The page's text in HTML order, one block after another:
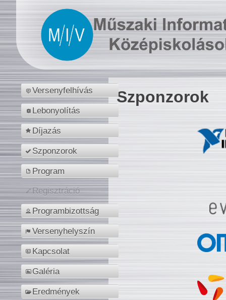
Versenyfelhívás
Lebonyolítás
Díjazás
Szponzorok
Program
Regisztráció
Programbizottság
Versenyhelyszín
Kapcsolat
Galéria
Eredmények
Szponzorok